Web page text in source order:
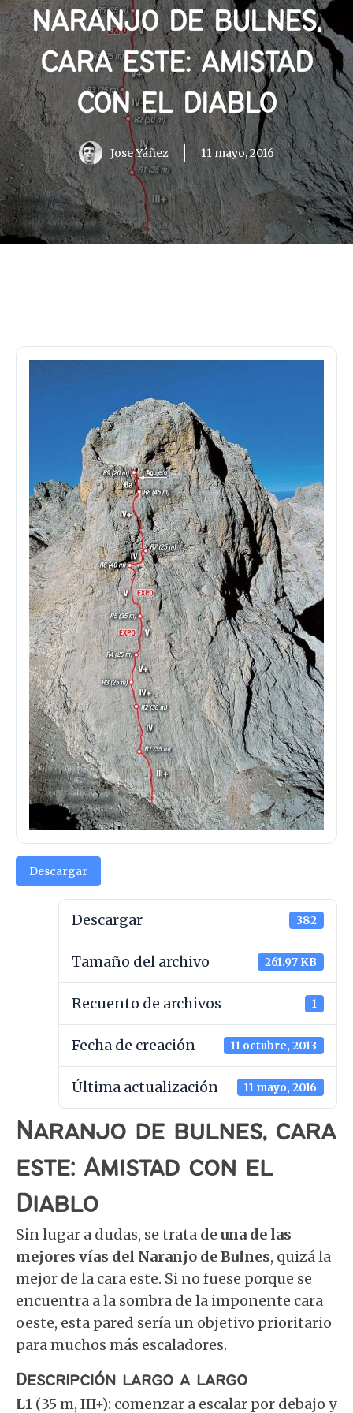
NARANJO DE BULNES,
CARA ESTE: AMISTAD
CON EL DIABLO
Jose Yáñez 11 mayo, 2016
Descargar
Descargar 382
Tamaño del archivo 261.97 KB
Recuento de archivos 1
Fecha de creación 11 octubre, 2013
Última actualización 11 mayo, 2016
Naranjo de bulnes, cara
este: Amistad con el
Diablo
Sin lugar a dudas, se trata de una de las
mejores vías del Naranjo de Bulnes, quizá la
mejor de la cara este. Si no fuese porque se
encuentra a la sombra de la imponente cara
oeste, esta pared sería un objetivo prioritario
para muchos más escaladores.
Descripción largo a largo
L1 (35 m, III+): comenzar a escalar por debajo y